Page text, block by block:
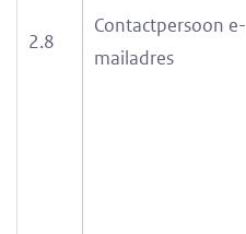
2.8
Contactpersoon e-
mailadres